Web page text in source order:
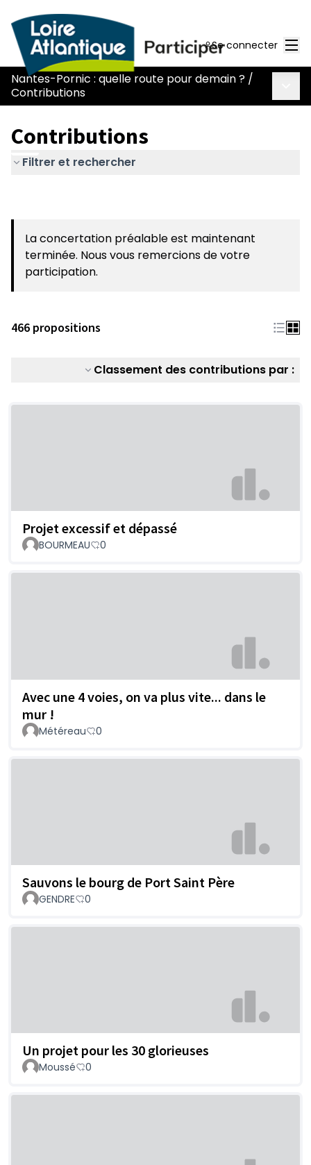
Se connecter
Nantes-Pornic : quelle route pour demain ? /
Contributions
Contributions
Filtrer et rechercher
La concertation préalable est maintenant
terminée. Nous vous remercions de votre
participation.
466 propositions
Classement des contributions par :
Projet excessif et dépassé
BOURMEAU 0
Avec une 4 voies, on va plus vite... dans le
mur !
Météreau 0
Sauvons le bourg de Port Saint Père
GENDRE 0
Un projet pour les 30 glorieuses
Moussé 0